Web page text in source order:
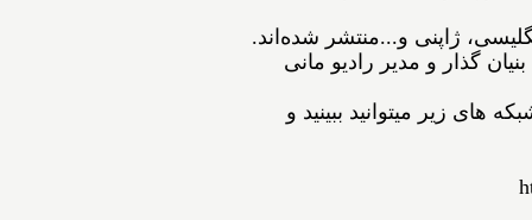
ژاپنی و...ﻣﻨﺘﺸﺮ ﺷﺪﻩ⁯اند.
گذار و مدیر رادیو مانی
های زیر میتوانید ببینید و